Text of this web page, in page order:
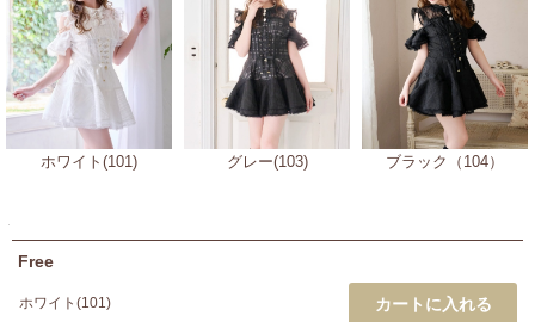
ホワイト(101) グレー(103) ブラック（104）
Free
ホワイト(101)